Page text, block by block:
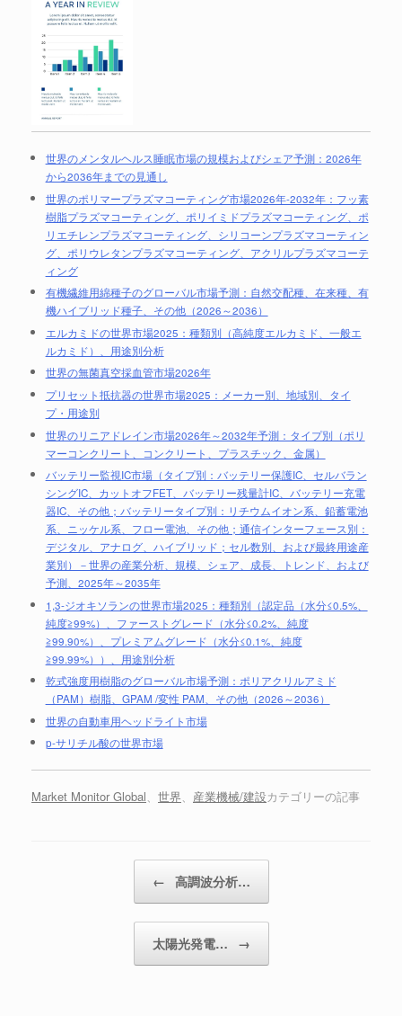
世界のメンタルヘルス睡眠市場の規模およびシェア予測：2026年
から2036年までの見通し
世界のポリマープラズマコーティング市場2026年-2032年：フッ素
樹脂プラズマコーティング、ポリイミドプラズマコーティング、ポ
リエチレンプラズマコーティング、シリコーンプラズマコーティン
グ、ポリウレタンプラズマコーティング、アクリルプラズマコーテ
ィング
有機繊維用綿種子のグローバル市場予測：自然交配種、在来種、有
機ハイブリッド種子、その他（2026～2036）
エルカミドの世界市場2025：種類別（高純度エルカミド、一般エ
ルカミド）、用途別分析
世界の無菌真空採血管市場2026年
プリセット抵抗器の世界市場2025：メーカー別、地域別、タイ
プ・用途別
世界のリニアドレイン市場2026年～2032年予測：タイプ別（ポリ
マーコンクリート、コンクリート、プラスチック、金属）
バッテリー監視IC市場（タイプ別：バッテリー保護IC、セルバラン
シングIC、カットオフFET、バッテリー残量計IC、バッテリー充電
器IC、その他；バッテリータイプ別：リチウムイオン系、鉛蓄電池
系、ニッケル系、フロー電池、その他；通信インターフェース別：
デジタル、アナログ、ハイブリッド；セル数別、および最終用途産
業別）－世界の産業分析、規模、シェア、成長、トレンド、および
予測、2025年～2035年
1,3-ジオキソランの世界市場2025：種類別（認定品（水分≤0.5%、
純度≧99%）、ファーストグレード（水分≤0.2%、純度
≧99.90%）、プレミアムグレード（水分≤0.1%、純度
≧99.99%））、用途別分析
乾式強度用樹脂のグローバル市場予測：ポリアクリルアミド
（PAM）樹脂、GPAM /変性 PAM、その他（2026～2036）
世界の自動車用ヘッドライト市場
p-サリチル酸の世界市場
Market Monitor Global、 世界、 産業機械/建設カテゴリーの記事
← 高調波分析…
太陽光発電… →